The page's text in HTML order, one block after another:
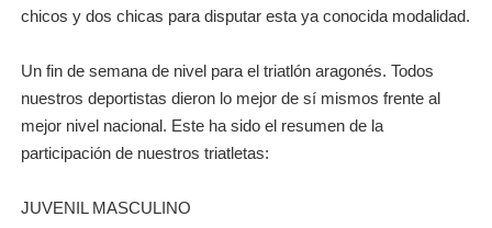
chicos y dos chicas para disputar esta ya conocida modalidad.
Un fin de semana de nivel para el triatlón aragonés. Todos
nuestros deportistas dieron lo mejor de sí mismos frente al
mejor nivel nacional. Este ha sido el resumen de la
participación de nuestros triatletas:
JUVENIL MASCULINO